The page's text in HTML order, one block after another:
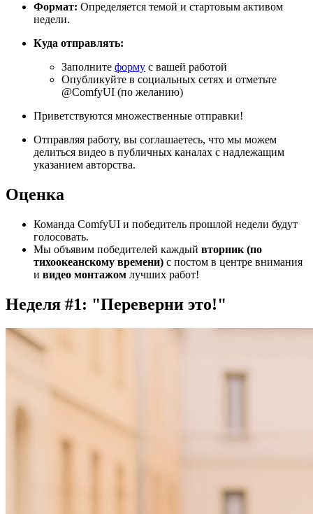
Формат: Определяется темой и стартовым активом
недели.
Куда отправлять:
Заполните форму с вашей работой
Опубликуйте в социальных сетях и отметьте
@ComfyUI (по желанию)
Приветствуются множественные отправки!
Отправляя работу, вы соглашаетесь, что мы можем
делиться видео в публичных каналах с надлежащим
указанием авторства.
Оценка
Команда ComfyUI и победитель прошлой недели будут
голосовать.
Мы объявим победителей каждый вторник (по
тихоокеанскому времени) с постом в центре внимания
и видео монтажом лучших работ!
Неделя #1: "Переверни это!"